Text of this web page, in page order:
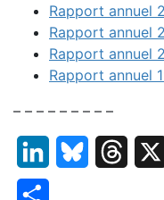
Rapport annuel
Rapport annuel
Rapport annuel
Rapport annuel
– – – – – – – – –
LinkedInBluesky